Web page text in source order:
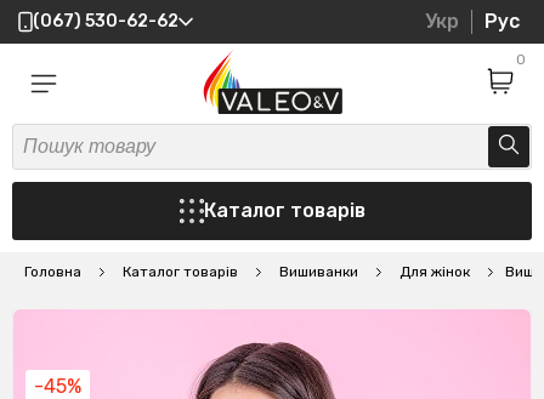
(067) 530-62-62 Укр Рус
0
Каталог товарів
Головна Каталог товарів Вишиванки Для жінок
-45%